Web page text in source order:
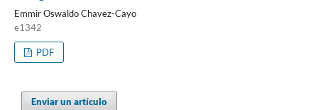
Emmir Oswaldo Chavez-Cayo
e1342
PDF
Enviar un artículo